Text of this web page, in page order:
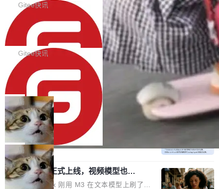
和反馈，我们将继续努力提供更优秀的产品和服
务！ 新增功能点 DevOps： 采用自研代码托管
平台，支持一站式安装，提供从代码提交到交付
的...
不用改。 下面快速过一下 10 种 HTTP 服务器
选项，各自适合什么场景，以及怎么切换。 一行
依赖替换 在 Solon 里换 HTTP 服务器就是改 po
m.xml 里一个依赖，别的什么都不用动。 <depe
factId>solon-web</artifac...
样式的 Blazor UI 组件库 此版本更新内容包括：
Release 2026-07-31 V10.9.0 Fixes fix(MultiFi
lter): 增加暗黑主题支持 by @ArgoZhang in htt
ps://github.com/dotnetcore/BootstrapBlazor/p
ull/8239 fix(Camera): 增加 exact 显式设置设备
id by @kkxkx in https://github.com/dotnetcor
e/BootstrapBlazor/pull/825...
Gitee快讯
SolonCode v2026.8.2 已经发布，终端
智能体
SolonCode v2026.8.2 已经发布，终端智能体
此版本更新内容包括： 优化 soloncode run 模
式（参考 run-headless-mode.md） 添加 solon
code web 国际化多语言支持 添加 soloncode w
eb 消息列表消息导航支持 修复 soloncode web
文件详情初次显示时语法高亮失效的问题 修复 s
oloncode web 审查详情文件名中文乱码的问题
细节优化 详情查看：https://gitee.com/opensol
on/soloncode/releases/v2026.8.2
Gitee快讯
OpenAI 宣布 GPT-5.6 Luna 价格下降
80%
OpenAI 宣布 GPT-5.6 Luna 价格下降 80%。输
入从每百万 token 1 美元砍到 0.2 美元，输出从
6 美元砍到 1.2 美元。GPT-5.6 Terra 降 20%。
旗舰 Sol 没降，但加了一个 Fast 模式——2.5
倍速度，2 倍价格，智商不变。 降价的理由不是
市场竞争，不是清库存，是 Sol 自己把自己优化
了。 这事分两步。第一步，OpenAI 把 GPT-5.6
Sol 部署上线。第二步，让 Sol 通过 Codex 自
己去优化自己的推理基础设施。Sol 学了 Triton
局
DeepSeek-V4-Flash 官方 API 现已正
式上线公测
DeepSeek V4 Flash 正式版今天上线了。模型
结构和参数规模没变，还是 MoE 284B、激活 1
3B、100 万 token 上下文——只重新做了后训
练。但改完之后，Agent 能力直接把自家 4 月发
的 Pro Preview 给干了。 九项 Agent 基准测试
局
MiniMax H3 正式上线，视频模型也开
始玩全模态了
上个月 MiniMax 刚用 M3 在文本模型上刷了一